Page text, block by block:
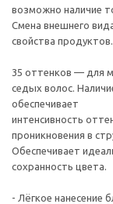
возможно наличие
Смена внешнего
свойства продуктов.
35 оттенков — для
седых волос.
обеспечивает
интенсивность
проникновения в
Обеспечивает
сохранность цвета.
- Лёгкое нанесение